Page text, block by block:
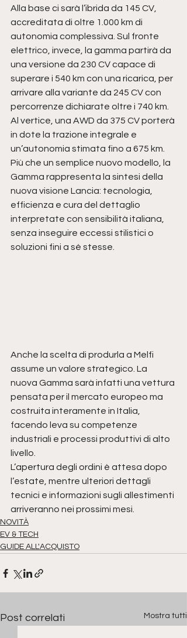
Alla base ci sarà l’ibrida da 145 CV,
accreditata di oltre 1.000 km di
autonomia complessiva. Sul fronte
elettrico, invece, la gamma partirà da
una versione da 230 CV capace di
superare i 540 km con una ricarica, per
arrivare alla variante da 245 CV con
percorrenze dichiarate oltre i 740 km.
Al vertice, una AWD da 375 CV porterà
in dote la trazione integrale e
un’autonomia stimata fino a 675 km.
Più che un semplice nuovo modello, la
Gamma rappresenta la sintesi della
nuova visione Lancia: tecnologia,
efficienza e cura del dettaglio
interpretate con sensibilità italiana,
senza inseguire eccessi stilistici o
soluzioni fini a sé stesse.
Anche la scelta di produrla a Melfi
assume un valore strategico. La
nuova Gamma sarà infatti una vettura
pensata per il mercato europeo ma
costruita interamente in Italia,
facendo leva su competenze
industriali e processi produttivi di alto
livello.
L’apertura degli ordini è attesa dopo
l’estate, mentre ulteriori dettagli
tecnici e informazioni sugli allestimenti
arriveranno nei prossimi mesi.
NOVITÀ
EV & TECH
GUIDE ALL'ACQUISTO
Post correlati Mostra tutti